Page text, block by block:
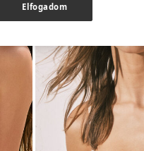
Elfogadom